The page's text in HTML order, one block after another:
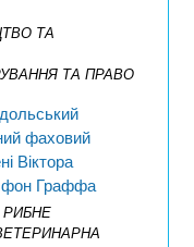
ТА
ТА ПРАВО
фаховий
Віктора
фон Граффа
РИБНЕ